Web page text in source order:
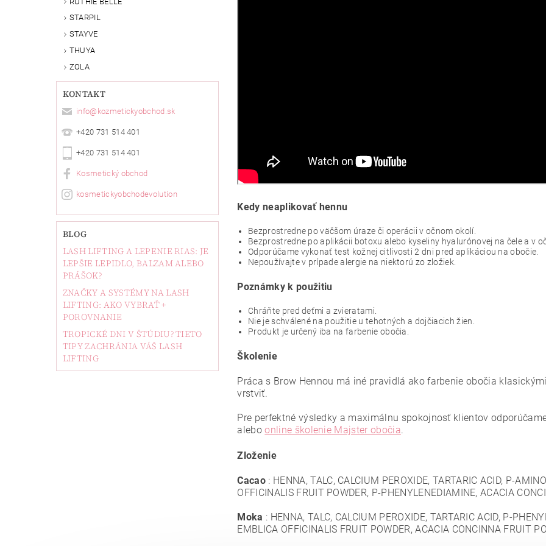
STARPIL
STAYVE
THUYA
ZOLA
KONTAKT
info@ kozmetickyobchod.sk
+420 731 514 401
+420 731 514 401
Kosmetický obchod
kosmetickyobchodevolution
BLOG
LASH LIFTING A LEPENIE RIAS: JE
LEPŠIE LEPIDLO, BALZAM ALEBO
PRÁŠOK?
ZNAČKY A SYSTÉMY NA LASH
LIFTING: AKO VYBRAŤ +
POROVNANIE
TROPICKÉ DNI V ŠTÚDIU? TIETO
TIPY ZACHRÁNIA VÁŠ LASH
LIFTING
Kedy neaplikovať hennu
Bezprostredne po väčšom úraze či operácii v očnom okolí.
Bezprostredne po aplikácii botoxu alebo kyseliny hyalurónovej na čele a v
Odporúčame vykonať test kožnej citlivosti 2 dni pred aplikáciou na obočie.
Nepoužívajte v prípade alergie na niektorú zo zložiek.
Poznámky k použitiu
Chráňte pred deťmi a zvieratami.
Nie je schválené na použitie u tehotných a dojčiacich žien.
Produkt je určený iba na farbenie obočia.
Školenie
Práca s Brow Hennou má iné pravidlá ako farbenie obočia
vrstviť.
Pre perfektné výsledky a maximálnu spokojnosť klientov
aleboonline školenie Majster obočia.
Zloženie
Cacao : HENNA, TALC, CALCIUM PEROXIDE, TARTARIC ACID, P-
OFFICINALIS FRUIT POWDER, P-PHENYLENEDIAMINE, ACACIA
Moka : HENNA, TALC, CALCIUM PEROXIDE, TARTARIC ACID, P-
EMBLICA OFFICINALIS FRUIT POWDER, ACACIA CONCINNA FRUIT